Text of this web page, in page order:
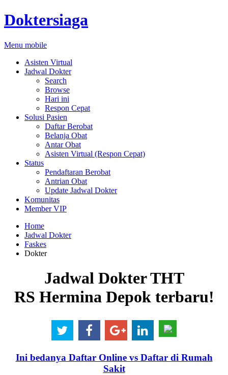
Doktersiaga
Menu mobile
Asisten Virtual
Jadwal Dokter
Search
Browse
Hari ini
Respon Cepat
Solusi Pasien
Daftar Berobat
Belanja Obat
Antar Obat
Asisten Virtual (Respon Cepat)
Status
Pendaftaran Berobat
Antrian Obat
Update Jadwal Dokter
Komunitas
Member VIP
Home
Jadwal Dokter
Faskes
Dokter
Jadwal Dokter THT
RS Hermina Depok terbaru!
Ini bedanya Daftar Online vs Daftar di Rumah
Sakit